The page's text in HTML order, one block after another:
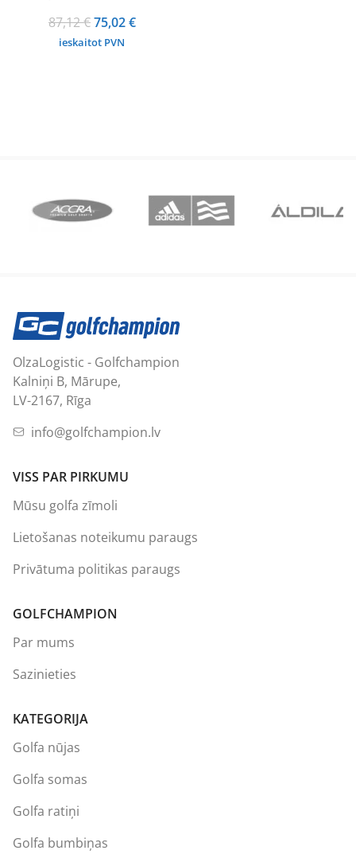
87,12€Original
price
75,02€Current
ieskaitot PVN
OlzaLogistic - Golfchampion
Kalniņi B, Mārupe,
LV-2167, Rīga
info@golfchampion.lv
VISS PAR PIRKUMU
Mūsu golfa zīmoli
Lietošanas noteikumu paraugs
Privātuma politikas paraugs
GOLFCHAMPION
Par mums
Sazinieties
KATEGORIJA
Golfa nūjas
Golfa somas
Golfa ratiņi
Golfa bumbiņas